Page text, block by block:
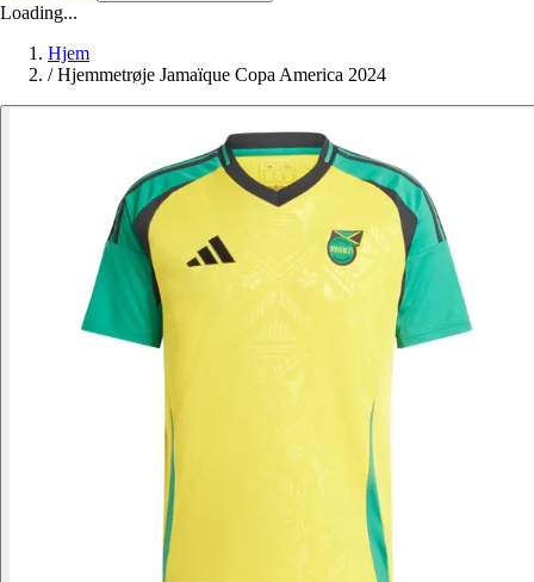
Loading...
Hjem
/ Hjemmetrøje Jamaïque Copa America 2024